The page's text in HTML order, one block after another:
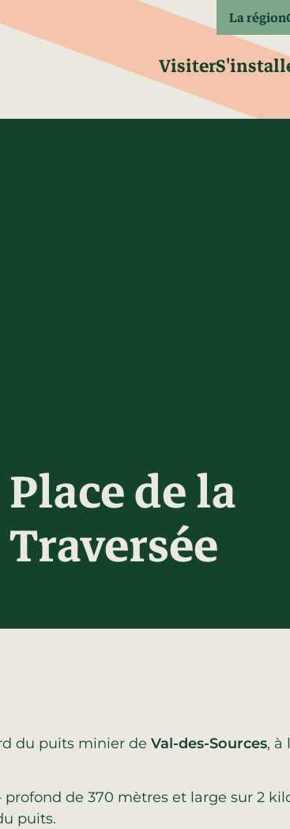
La région
Visiter
Place de la
Traversée
du puits minier de Val-des-Sources, à
de 370 mètres et large sur 2
puits.